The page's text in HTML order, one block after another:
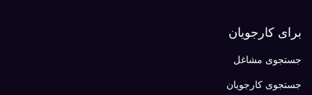
برای کارجویان
جستجوی مشاغل
جستجوی کارجویان